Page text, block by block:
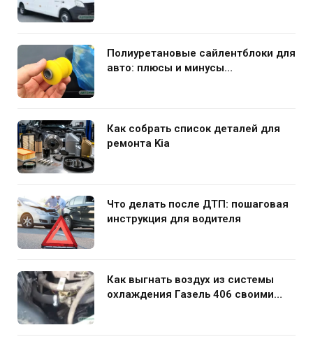
Полиуретановые сайлентблоки для
авто: плюсы и минусы
Как собрать список деталей для
ремонта Kia
Что делать после ДТП: пошаговая
инструкция для водителя
Как выгнать воздух из системы
охлаждения Газель 406 своими